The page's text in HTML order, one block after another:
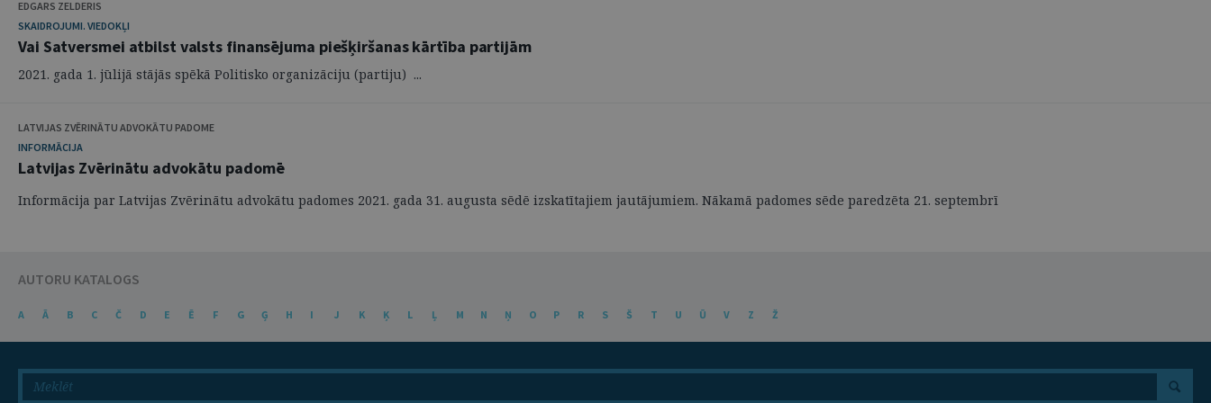
EDGARS ZELDERIS
SKAIDROJUMI. VIEDOKĻI
Vai Satversmei atbilst valsts finansējuma piešķiršanas kārtība partijām
2021. gada 1. jūlijā stājās spēkā Politisko organizāciju (partiju) ...
LATVIJAS ZVĒRINĀTU ADVOKĀTU PADOME
INFORMĀCIJA
Latvijas Zvērinātu advokātu padomē
Informācija par Latvijas Zvērinātu advokātu padomes 2021. gada 31. augusta sēdē izskatītajiem jautājumiem. Nākamā padomes sēde paredzēta 21. septembrī
AUTORU KATALOGS
A Ā B C Č D E Ē F G Ģ H I J K Ķ L Ļ M N Ņ O P R S Š T U Ū V Z Ž